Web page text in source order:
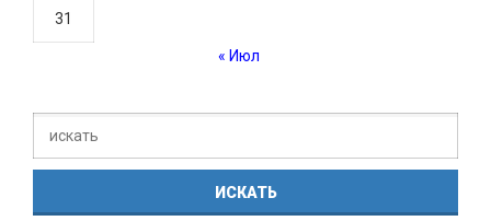
31
« Июл